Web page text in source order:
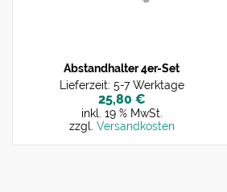
Abstandhalter 4er-Set
Lieferzeit: 5-7 Werktage
25,80 €
inkl. 19 % MwSt.
zzgl. Versandkosten